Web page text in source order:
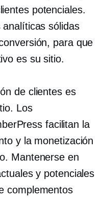
potenciales.
analíticas sólidas
para que
es su sitio.
de clientes es
Los
facilitan la
y la monetización
Mantenerse en
y potenciales
complementos